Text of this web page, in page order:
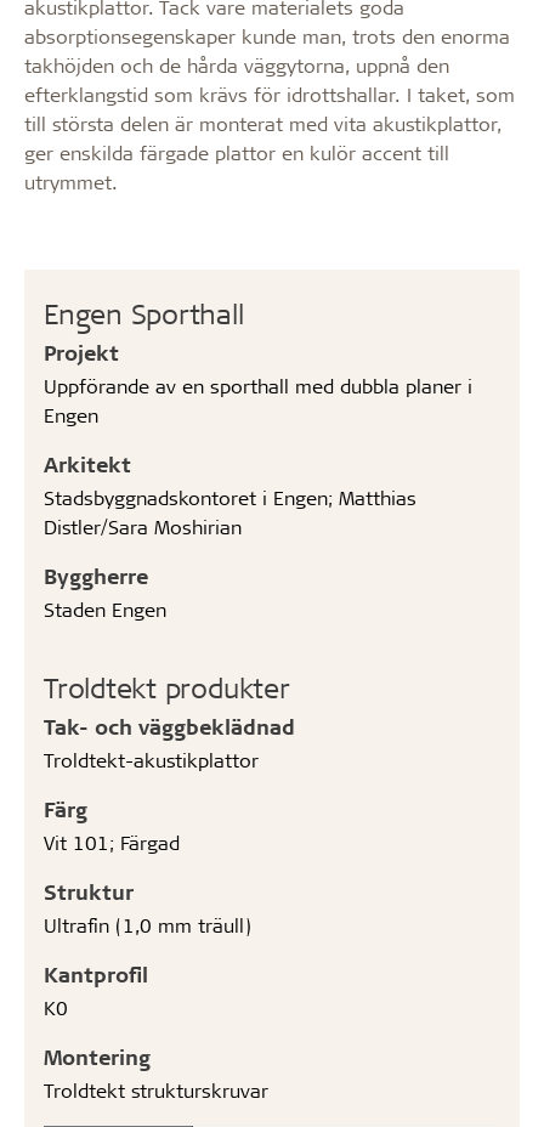
Engen Sporthall
Projekt
Uppförande av en sporthall med dubbla planer i
Engen
Arkitekt
Stadsbyggnadskontoret i Engen; Matthias
Distler/Sara Moshirian
Byggherre
Staden Engen
Troldtekt produkter
Tak- och väggbeklädnad
Troldtekt-akustikplattor
Färg
Vit 101; Färgad
Struktur
Ultrafin (1,0 mm träull)
Kantprofil
K0
Montering
Troldtekt strukturskruvar
akustikplattor. Tack vare materialets goda
absorptionsegenskaper kunde man, trots den enorma
takhöjden och de hårda väggytorna, uppnå den
efterklangstid som krävs för idrottshallar. I taket, som
till största delen är monterat med vita akustikplattor,
ger enskilda färgade plattor en kulör accent till
utrymmet.